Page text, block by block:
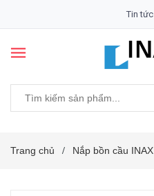
Tin tức
Trang chủ / Nắp bồn cầu INAX